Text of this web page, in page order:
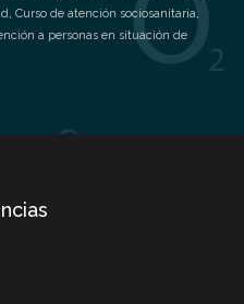
, Curso de atención sociosanitaria,
a personas en situación de